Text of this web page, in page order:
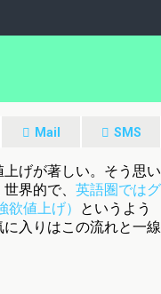
Mail SMS
げが著しい。そう思い
界的で、 英語圏ではグ
値上げ）
というよう
入りはこの流れと一線